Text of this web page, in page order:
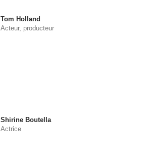
Tom Holland
Acteur, producteur
Shirine Boutella
Actrice